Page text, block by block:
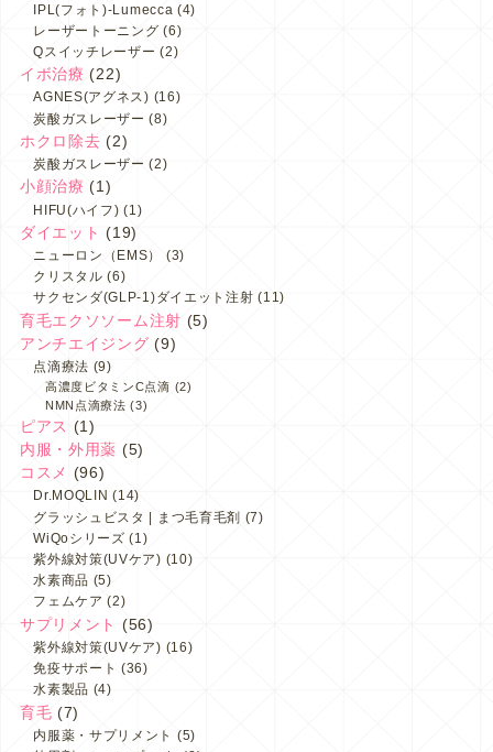
IPL(フォト)-Lumecca (4)
レーザートーニング (6)
Qスイッチレーザー (2)
イボ治療 (22)
AGNES(アグネス) (16)
炭酸ガスレーザー (8)
ホクロ除去 (2)
炭酸ガスレーザー (2)
小顔治療 (1)
HIFU(ハイフ) (1)
ダイエット (19)
ニューロン（EMS）
(3)
クリスタル (6)
サクセンダ(GLP-1)ダイエット注射 (11)
育毛エクソソーム注射 (5)
アンチエイジング (9)
点滴療法 (9)
高濃度ビタミンC点滴 (2)
NMN点滴療法 (3)
ピアス (1)
内服・外用薬 (5)
コスメ
(96)
Dr.MOQLIN (14)
グラッシュビスタ | まつ毛育毛剤 (7)
WiQoシリーズ (1)
紫外線対策(UVケア) (10)
水素商品 (5)
フェムケア (2)
サプリメント (56)
紫外線対策(UVケア) (16)
免疫サポート (36)
水素製品 (4)
育毛 (7)
内服薬・サプリメント (5)